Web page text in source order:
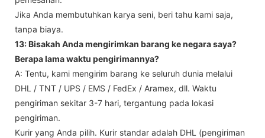
Jika Anda membutuhkan karya seni, beri tahu kami saja,
tanpa biaya.
13: Bisakah Anda mengirimkan barang ke negara saya?
Berapa lama waktu pengirimannya?
A: Tentu, kami mengirim barang ke seluruh dunia melalui
DHL / TNT / UPS / EMS / FedEx / Aramex, dll. Waktu
pengiriman sekitar 3-7 hari, tergantung pada lokasi
pengiriman.
Kurir yang Anda pilih. Kurir standar adalah DHL (pengiriman